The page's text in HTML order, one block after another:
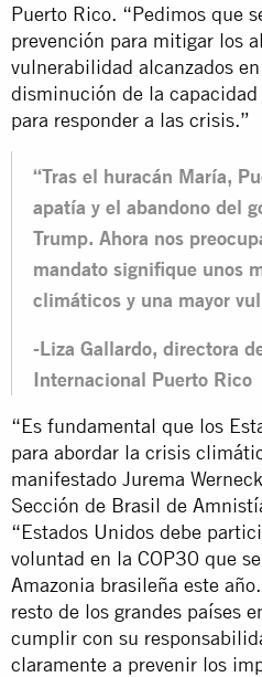
Puerto Rico. “Pedimos que
prevención para mitigar los
vulnerabilidad alcanzados
disminución de la
para responder a las crisis.”
“Tras el huracán María,
apatía y el abandono del
Trump. Ahora nos
mandato signifique unos
climáticos y una mayor
-Liza Gallardo, directora
Internacional Puerto Rico
“Es fundamental que los
para abordar la crisis
manifestado Jurema
Sección de Brasil de
“Estados Unidos debe
voluntad en la COP30 que
Amazonia brasileña este
resto de los grandes países
cumplir con su
claramente a prevenir los